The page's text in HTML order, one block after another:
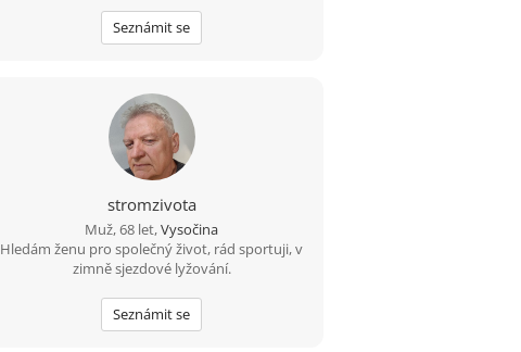
Seznámit se
stromzivota
Muž, 68 let,Vysočina
Hledám ženu pro společný život, rád sportuji, v
zimně sjezdové lyžování.
Seznámit se